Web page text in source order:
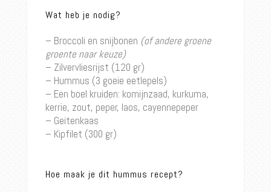
Wat heb je nodig?
– Broccoli en snijbonen (of andere groene
groente naar keuze)
– Zilvervliesrijst (120 gr)
– Hummus (3 goeie eetlepels)
– Een boel kruiden: komijnzaad, kurkuma,
kerrie, zout, peper, laos, cayennepeper
– Geitenkaas
– Kipfilet (300 gr)
Hoe maak je dit hummus recept?